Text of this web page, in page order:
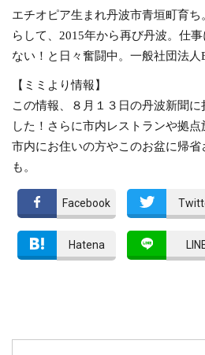
エチオピア生まれ丹波市青垣町育
らして、2015年から再び丹波。仕
ない！と日々奮闘中。一般社団法人
【ミミより情報】
この情報、８月１３日の丹波新聞
した！さらに市内レストランや拠
市内にお住いの方やこのお盆に帰
も。
Facebook
Hatena